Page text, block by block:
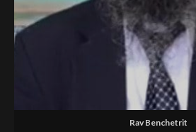
Rav Benchetrit